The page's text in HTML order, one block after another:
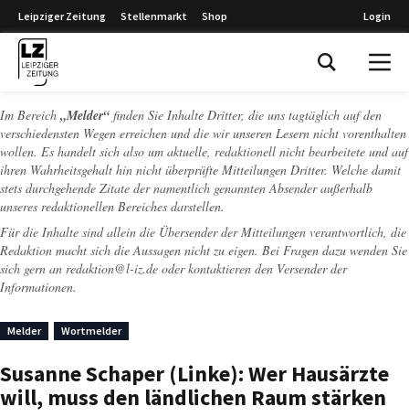
Leipziger Zeitung Stellenmarkt Shop Login
Im Bereich „Melder“ finden Sie Inhalte Dritter, die uns tagtäglich auf den
verschiedensten Wegen erreichen und die wir unseren Lesern nicht vorenthalten
wollen. Es handelt sich also um aktuelle, redaktionell nicht bearbeitete und auf
ihren Wahrheitsgehalt hin nicht überprüfte Mitteilungen Dritter. Welche damit
stets durchgehende Zitate der namentlich genannten Absender außerhalb
unseres redaktionellen Bereiches darstellen.
Für die Inhalte sind allein die Übersender der Mitteilungen verantwortlich, die
Redaktion macht sich die Aussagen nicht zu eigen. Bei Fragen dazu wenden Sie
sich gern an redaktion@l-iz.de oder kontaktieren den Versender der
Informationen.
Melder Wortmelder
Susanne Schaper (Linke): Wer Hausärzte
will, muss den ländlichen Raum stärken